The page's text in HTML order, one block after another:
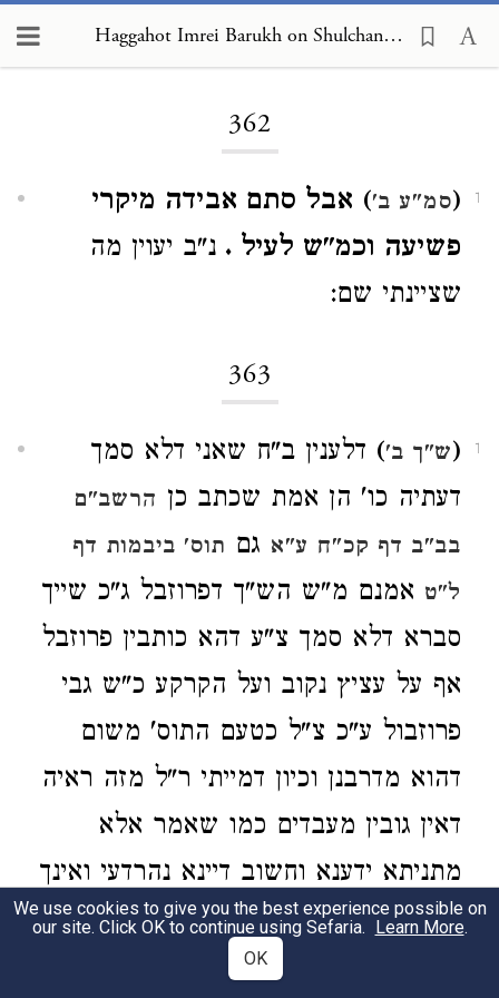
Haggahot Imrei Barukh on Shulchan Arukh, Choshen Mishpat 362
362
1
(סמ"ע ב') אבל סתם אבידה מיקרי
פשיעה וכמ"ש לעיל . נ"ב יעוין מה
שציינתי שם:
363
1
(ש"ך ב') דלענין ב"ח שאני דלא סמך
דעתיה כו' הן אמת שכתב כן הרשב"ם
בב"ב דף קכ"ח ע"א גם תוס' ביבמות דף
ל"ט אמנם מ"ש הש"ך דפרוזבל ג"כ שייך
סברא דלא סמך צ"ע דהא כותבין פרוזבל
אף על עציץ נקוב ועל הקרקע כ"ש גבי
פרוזבול ע"כ צ"ל כטעם התוס' משום
דהוא מדרבנן וכיון דמייתי ר"ל מזה ראיה
דאין גובין מעבדים כמו שאמר אלא
מתניתא ידענא וחשוב דיינא נהרדעי ואינך
לטועים בדבר משנ' ע"כ צ"ל כמ"ש
התוספות שם שסובר שיעבודא לאו
We use cookies to give you the best experience possible on
our site. Click OK to continue using Sefaria. Learn More.
OK